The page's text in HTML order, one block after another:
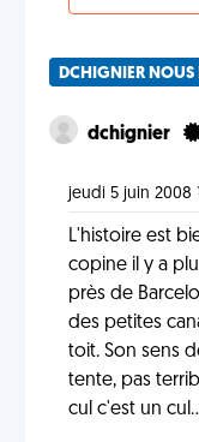
DCHIGNIER NOUS
dchignier
jeudi 5 juin 2008
L'histoire est
copine il y a
près de
des petites
toit. Son sens
tente, pas
cul c'est un